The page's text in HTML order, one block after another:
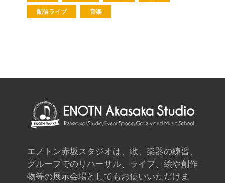
配信ライブ
音楽
エノトン赤坂スタジオは、歌、楽器の練習、
グループでのリハーサル、ライブ、絵や創作
物等の展示会場としてもお使いいただけま